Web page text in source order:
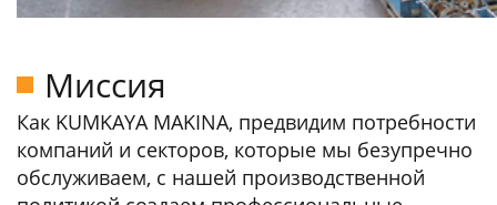
Миссия
Как KUMKAYA MAKINA, предвидим потребности
компаний и секторов, которые мы безупречно
обслуживаем, с нашей производственной